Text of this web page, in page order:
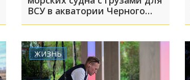
ВСУ в акватории Черного
моря
ЖИЗНЬ